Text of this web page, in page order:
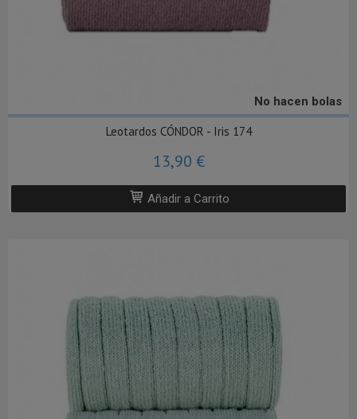
No hacen bolas
Leotardos CÓNDOR - Iris 174
13,90 €
Añadir a Carrito